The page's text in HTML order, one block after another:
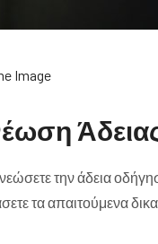
την άδεια
τα απαιτούμενα